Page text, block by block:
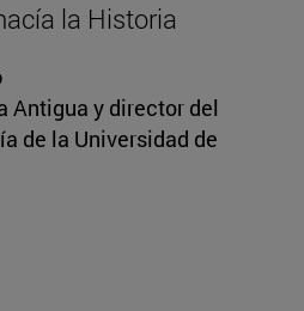
la Historia
Antigua y director del
de la Universidad de